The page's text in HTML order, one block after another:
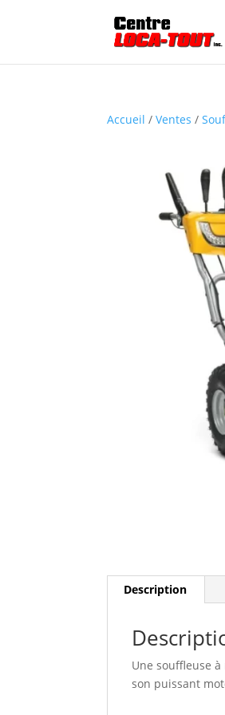
Accueil /Ventes /
Description
Une souffleuse
son puissant